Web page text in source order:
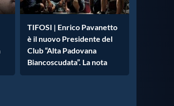
TIFOSI | Enrico Pavanetto
è il nuovo Presidente del
Club “Alta Padovana
Biancoscudata”. La nota